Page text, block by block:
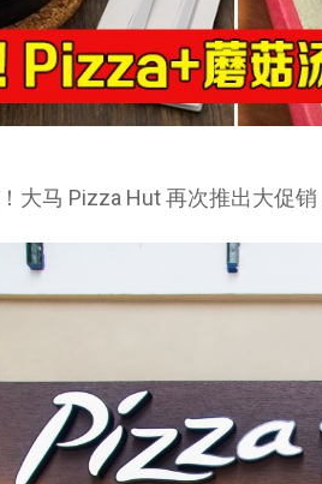
大马 Pizza Hut 再次推出大促销